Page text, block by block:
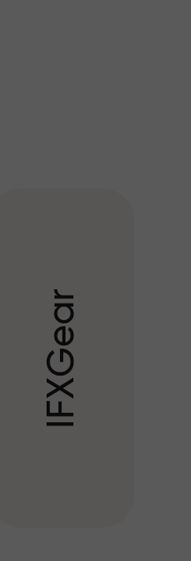
I
F
X
G
e
a
r